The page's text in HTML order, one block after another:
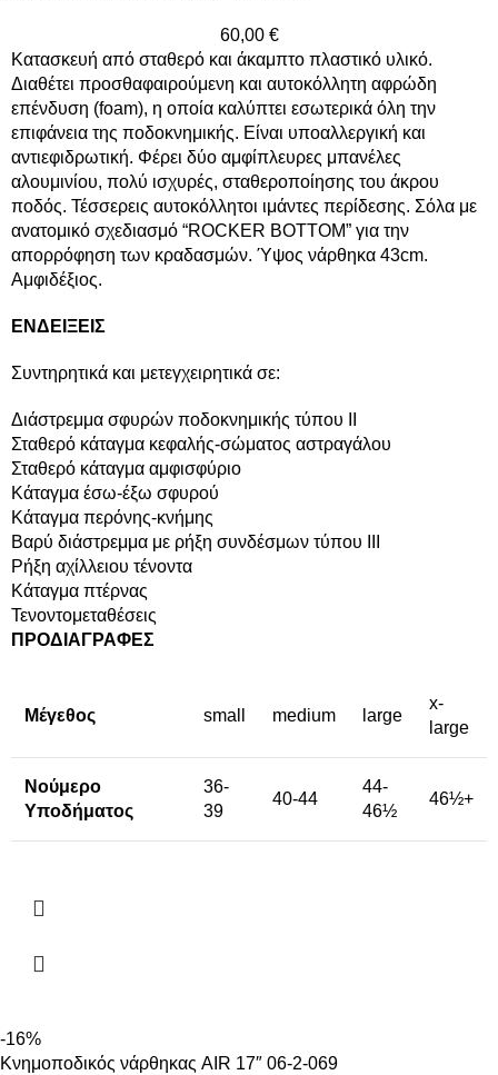
60,00 €
Κατασκευή από σταθερό και άκαμπτο πλαστικό υλικό.
Διαθέτει προσθαφαιρούμενη και αυτοκόλλητη αφρώδη
επένδυση (foam), η οποία καλύπτει εσωτερικά όλη την
επιφάνεια της ποδοκνημικής. Είναι υποαλλεργική και
αντιεφιδρωτική. Φέρει δύο αμφίπλευρες μπανέλες
αλουμινίου, πολύ ισχυρές, σταθεροποίησης του άκρου
ποδός. Τέσσερεις αυτοκόλλητοι ιμάντες περίδεσης. Σόλα με
ανατομικό σχεδιασμό “ROCKER BOTTOM” για την
απορρόφηση των κραδασμών. Ύψος νάρθηκα 43cm.
Αμφιδέξιος.
ΕΝΔΕΙΞΕΙΣ
Συντηρητικά και μετεγχειρητικά σε:
Διάστρεμμα σφυρών ποδοκνημικής τύπου ΙΙ
Σταθερό κάταγμα κεφαλής-σώματος αστραγάλου
Σταθερό κάταγμα αμφισφύριο
Κάταγμα έσω-έξω σφυρού
Κάταγμα περόνης-κνήμης
Βαρύ διάστρεμμα με ρήξη συνδέσμων τύπου ΙΙΙ
Ρήξη αχίλλειου τένοντα
Κάταγμα πτέρνας
Τενοντομεταθέσεις
ΠΡΟΔΙΑΓΡΑΦΕΣ
Μέγεθος small medium large
x-
large
Νούμερο
Υποδήματος
36-
39
40-44
44-
46½
46½+
-16%
Κνημοποδικός νάρθηκας AIR 17″ 06-2-069